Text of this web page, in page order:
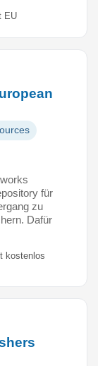
EU
für
zu
Dafür
kostenlos